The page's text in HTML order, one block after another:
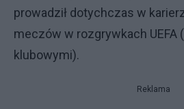
prowadził dotychczas w
meczów w rozgrywkach UEFA
klubowymi).
Reklama